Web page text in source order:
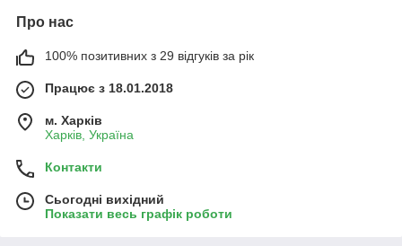
Про нас
100% позитивних з 29 відгуків за рік
Працює з 18.01.2018
м. Харків
Харків, Україна
Контакти
Сьогодні вихідний
Показати весь графік роботи